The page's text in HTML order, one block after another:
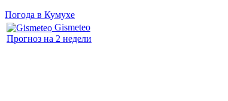
Погода в Кумухе
Gismeteo
Прогноз на 2 недели